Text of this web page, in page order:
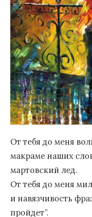
От тебя до меня
макраме наших
мартовский лед.
От тебя до меня
и навязчивость
пройдет”.